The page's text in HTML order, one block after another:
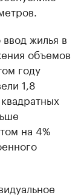
жилья в
объемов
году
1,8
на 4%